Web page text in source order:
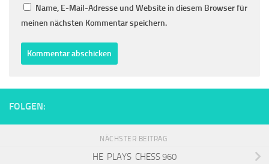
Name, E-Mail-Adresse und Website in diesem Browser für
meinen nächsten Kommentar speichern.
FOLGEN:
NÄCHSTER BEITRAG
HE PLAYS CHESS 960